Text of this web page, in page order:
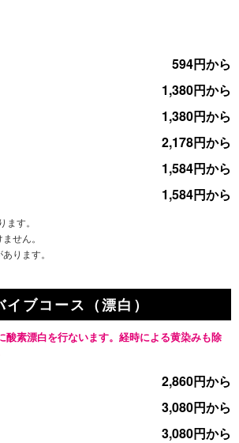
594円から
1,380円から
1,380円から
2,178円から
1,584円から
1,584円から
す。
せん。
ります。
イブコース（漂白）
酸素漂白を行ないます。経時による黄染みも除
2,860円から
3,080円から
3,080円から